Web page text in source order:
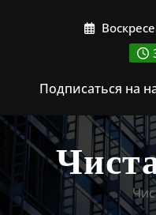
Подписаться на